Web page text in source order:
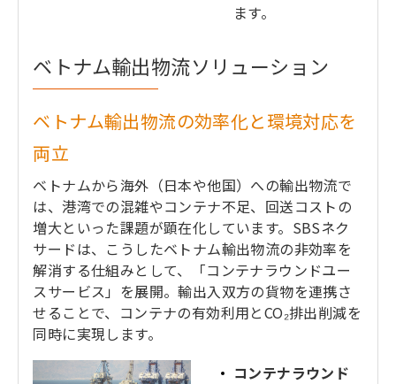
ます。
ベトナム輸出物流ソリューション
ベトナム輸出物流の効率化と環境対応を
両立
ベトナムから海外（日本や他国）への輸出物流で
は、港湾での混雑やコンテナ不足、回送コストの
増大といった課題が顕在化しています。SBSネク
サードは、こうしたベトナム輸出物流の非効率を
解消する仕組みとして、「コンテナラウンドユー
スサービス」を展開。輸出入双方の貨物を連携さ
せることで、コンテナの有効利用とCO₂排出削減を
同時に実現します。
コンテナラウンド